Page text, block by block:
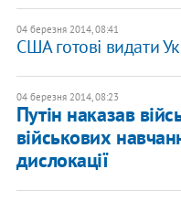
04 березня 2014, 08:41
США готові видати
04 березня 2014, 08:23
Путін наказав
військових
дислокації